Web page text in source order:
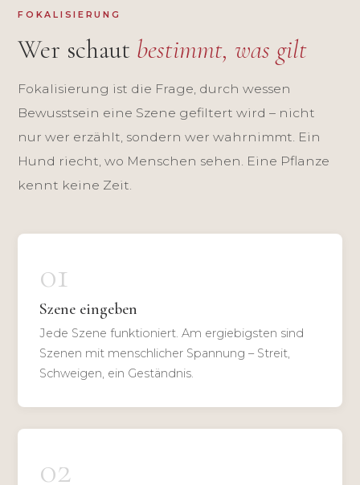
FOKALISIERUNG
Wer schaut bestimmt, was gilt
Fokalisierung ist die Frage, durch wessen
Bewusstsein eine Szene gefiltert wird – nicht
nur wer erzählt, sondern wer wahrnimmt. Ein
Hund riecht, wo Menschen sehen. Eine Pflanze
kennt keine Zeit.
01
Szene eingeben
Jede Szene funktioniert. Am ergiebigsten sind
Szenen mit menschlicher Spannung – Streit,
Schweigen, ein Geständnis.
02